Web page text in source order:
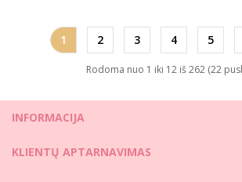
1 2 3 4 5
Rodoma nuo 1 iki 12 iš 262 (22
INFORMACIJA
KLIENTŲ APTARNAVIMAS